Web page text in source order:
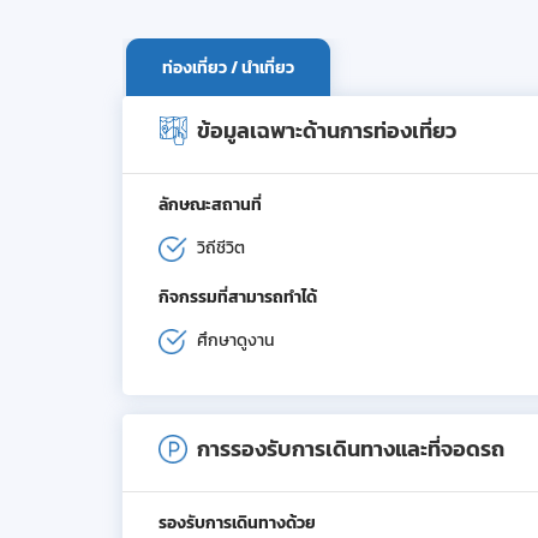
ท่องเที่ยว / นำเที่ยว
ข้อมูลเฉพาะด้านการท่องเที่ยว
ลักษณะสถานที่
วิถีชีวิต
กิจกรรมที่สามารถทำได้
ศึกษาดูงาน
การรองรับการเดินทางและที่จอดรถ
รองรับการเดินทางด้วย